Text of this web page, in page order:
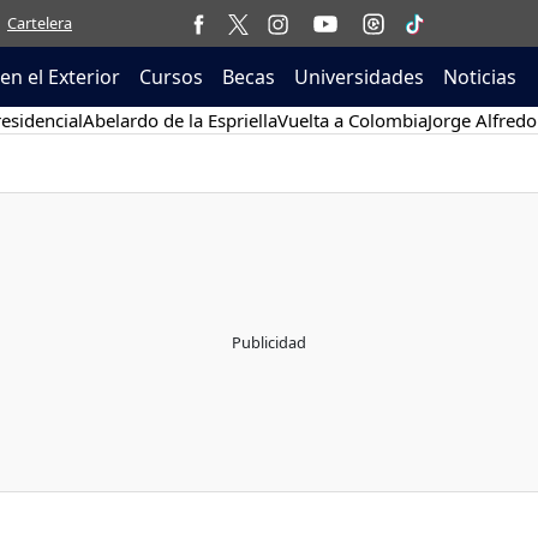
Cartelera
el Exterior Cursos Becas Universidades Noticias
Abelardo de la EspriellaVuelta a ColombiaJorge